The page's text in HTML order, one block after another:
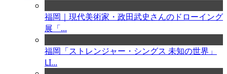
福岡｜現代美術家・政田武史さんのドローイング
展「...
福岡「ストレンジャー・シングス 未知の世界」
LI...